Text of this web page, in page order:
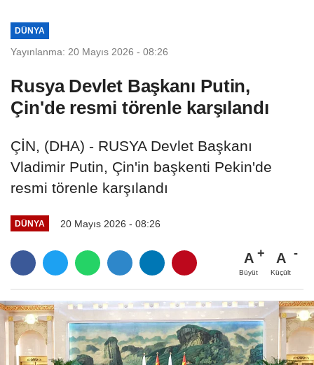
DÜNYA
Yayınlanma: 20 Mayıs 2026 - 08:26
Rusya Devlet Başkanı Putin,
Çin'de resmi törenle karşılandı
ÇİN, (DHA) - RUSYA Devlet Başkanı
Vladimir Putin, Çin'in başkenti Pekin'de
resmi törenle karşılandı
DÜNYA 20 Mayıs 2026 - 08:26
A
Büyüt
A
Küçült